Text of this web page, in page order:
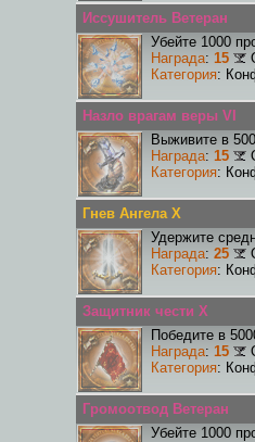
Иссушитель Ветеран
Убейте 1000
Награда: 15
Категория:
Назло врагам веры VI
Выживите в
Награда: 15
Категория:
Гнев Ангела X
Удержите
Награда: 25
Категория:
Защитник чести X
Победите в
Награда: 15
Категория:
Громоотвод Ветеран
Убейте 1000